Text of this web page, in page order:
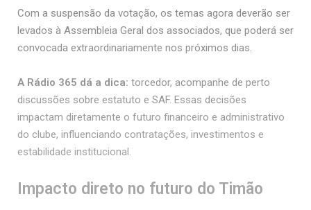
Com a suspensão da votação, os temas agora deverão ser
levados à Assembleia Geral dos associados, que poderá ser
convocada extraordinariamente nos próximos dias.
A Rádio 365 dá a dica: torcedor, acompanhe de perto
discussões sobre estatuto e SAF. Essas decisões
impactam diretamente o futuro financeiro e administrativo
do clube, influenciando contratações, investimentos e
estabilidade institucional.
Impacto direto no futuro do Timão